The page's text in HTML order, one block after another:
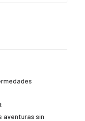
aventuras sin